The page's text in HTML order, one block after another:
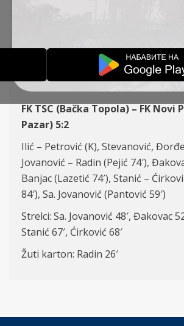
21-09-2024
FK TSC (Bačka Topola) – FK Novi
Pazar) 5:2
Ilić – Petrović (K), Stevanović,
Jovanović – Radin (Pejić 74′),
Banjac (Lazetić 74′), Stanić –
84′), Sa. Jovanović (Pantović 59′)
Strelci: Sa. Jovanović 48′, Đakovac
Stanić 67′, Ćirković 68′
Žuti karton: Radin 26′